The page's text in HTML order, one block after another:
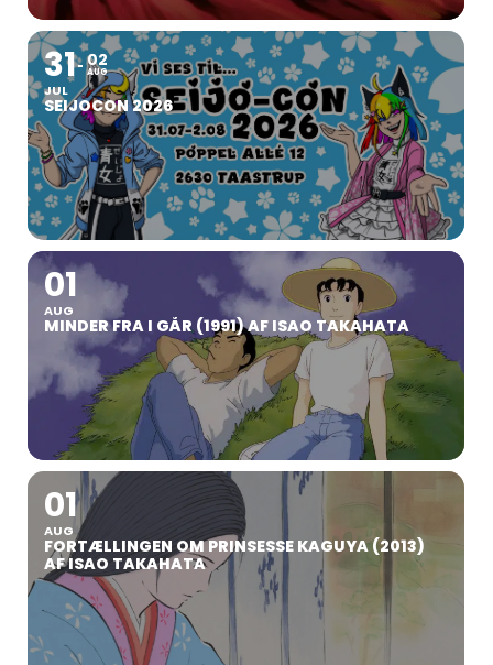
31
JUL
02
AUG
SEIJOCON 2026
01
AUG
MINDER FRA I GÅR (1991) AF ISAO TAKAHATA
01
AUG
FORTÆLLINGEN OM PRINSESSE KAGUYA (2013)
AF ISAO TAKAHATA